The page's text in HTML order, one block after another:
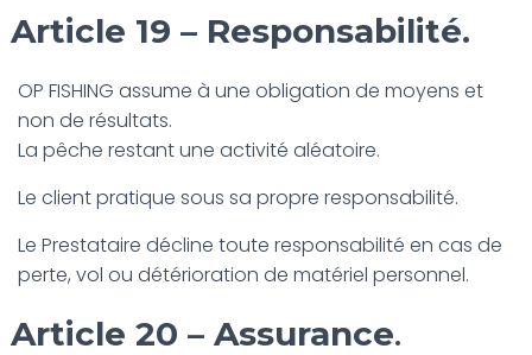
Article 19 – Responsabilité.
OP FISHING assume à une obligation de moyens et
non de résultats.
La pêche restant une activité aléatoire.
Le client pratique sous sa propre responsabilité.
Le Prestataire décline toute responsabilité en cas de
perte, vol ou détérioration de matériel personnel.
Article 20 – Assurance.